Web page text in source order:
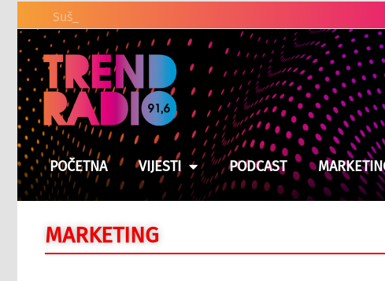
Suša prži usjeve u BiH, moguć
POČETNA VIJESTI PODCAST
MARKETING